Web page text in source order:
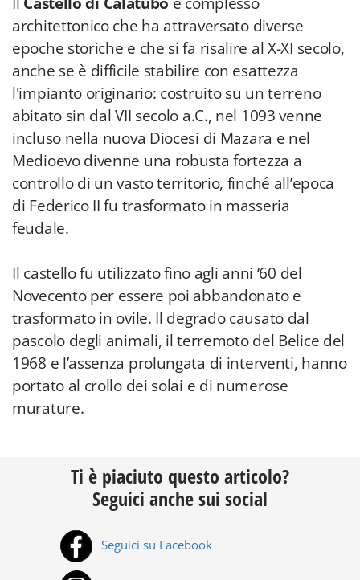
architettonico che ha attraversato diverse
epoche storiche e che si fa risalire al X-XI secolo,
anche se è difficile stabilire con esattezza
l'impianto originario: costruito su un terreno
abitato sin dal VII secolo a.C., nel 1093 venne
incluso nella nuova Diocesi di Mazara e nel
Medioevo divenne una robusta fortezza a
controllo di un vasto territorio, finché all’epoca
di Federico II fu trasformato in masseria
feudale.
Il castello fu utilizzato fino agli anni ‘60 del
Novecento per essere poi abbandonato e
trasformato in ovile. Il degrado causato dal
pascolo degli animali, il terremoto del Belice del
1968 e l’assenza prolungata di interventi, hanno
portato al crollo dei solai e di numerose
murature.
Ti è piaciuto questo articolo?
Seguici anche sui social
Seguici su Facebook